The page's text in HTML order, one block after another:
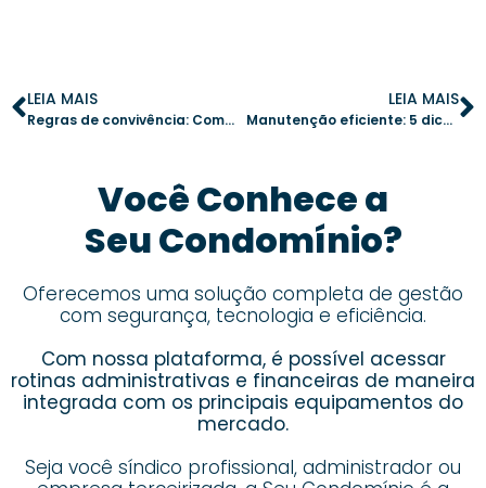
LEIA MAIS
Regras de convivência: Como evitar conflitos em áreas comuns
LEIA MAIS
Manutenção eficiente: 5 dicas para preservar as áreas comuns do condomínio
Você Conhece a
Seu Condomínio?
Oferecemos uma solução completa de gestão
com segurança, tecnologia e eficiência.
Com nossa plataforma, é possível acessar
rotinas administrativas e financeiras de maneira
integrada com os principais equipamentos do
mercado.
Seja você síndico profissional, administrador ou